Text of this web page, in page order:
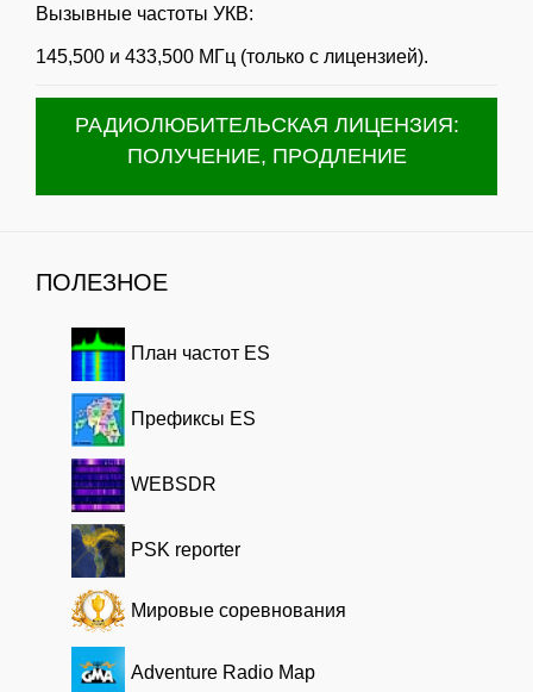
Вызывные частоты УКВ:
145,500 и 433,500 МГц (только с лицензией).
РАДИОЛЮБИТЕЛЬСКАЯ ЛИЦЕНЗИЯ:
ПОЛУЧЕНИЕ, ПРОДЛЕНИЕ
ПОЛЕЗНОЕ
План частот ES
Префиксы ES
WEBSDR
PSK reporter
Мировые соревнования
Adventure Radio Map